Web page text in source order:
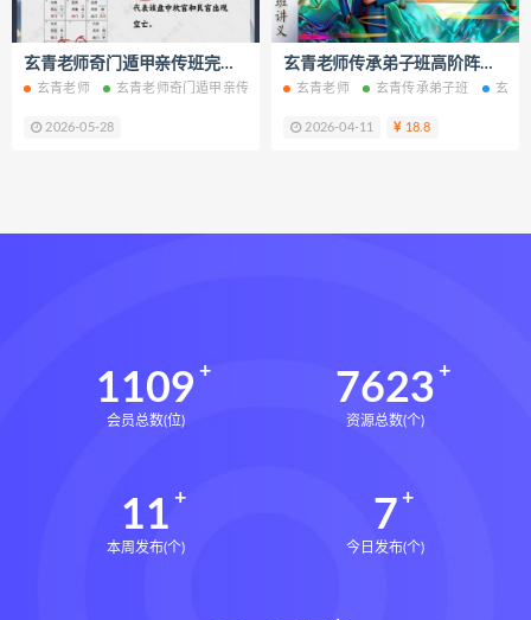
终身写作让人生有更多可能mobi
终身写作让人生有更多可能电子书pdf
终身写作让人生有更多可能 陆林叶
货币金字塔下载
货币金字塔epub 货币金字塔mobi
教授的英国史下载 教授的英国史网盘
教授的英国史epub
玄青老师奇门遁甲亲传班完整视频课程26集+课件百度网盘下载学习
玄青老师 玄青老师奇门遁甲亲传班 玄青老师奇门遁甲亲传班网盘 玄青老
2026-05-28
玄青老师传承弟子班高阶阵法符法秘传电子书pdf百度网盘下载学习
玄青老师 玄青传承弟子班 玄青
2026-04-11 18.8
1109
会员总数(位)
7623
资源总数(个)
11
本周发布(个)
7
今日发布(个)